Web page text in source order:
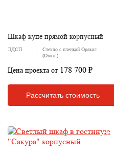
Шкаф купе прямой корпусный
ЛДСП
Стекло с пленкой Оракал
(Oracal)
Цена проекта от 178 700 ₽
Рассчитать стоимость